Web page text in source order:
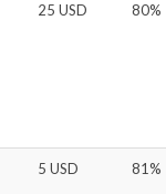
25 USD 80%
5 USD 81%